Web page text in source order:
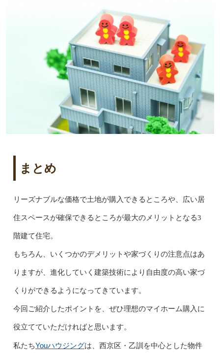
まとめ
リーズナブルな価格で土地が購入できるところや、広い居
住スペースが確保できるところが最大のメリットとなる3
階建て住宅。
もちろん、いくつかのデメリットや家づくりの注意点はあ
りますが、進化していく建築技術により自由度の高い家づ
くりができるようになってきています。
今回ご紹介したポイントを、ぜひ理想のマイホーム購入に
役立てていただければと思います。
私たちYouハウジングは、西京区・乙訓を中心とした物件